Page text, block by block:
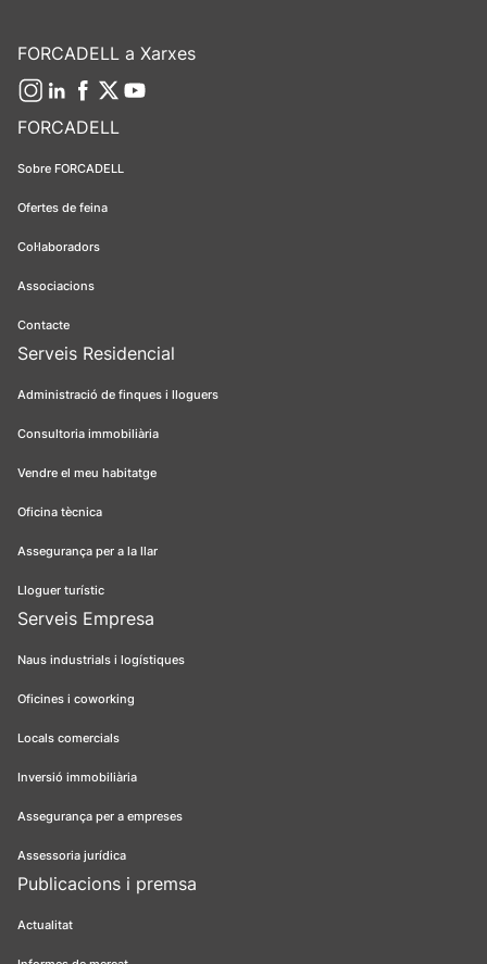
FORCADELL
Sobre FORCADELL
Ofertes de feina
Col·laboradors
Associacions
Contacte
Serveis Residencial
Administració de finques i lloguers
Consultoria immobiliària
Vendre el meu habitatge
Oficina tècnica
Assegurança per a la llar
Lloguer turístic
Serveis Empresa
Naus industrials i logístiques
Oficines i coworking
Locals comercials
Inversió immobiliària
Assegurança per a empreses
Assessoria jurídica
Publicacions i premsa
Actualitat
FORCADELL a Xarxes